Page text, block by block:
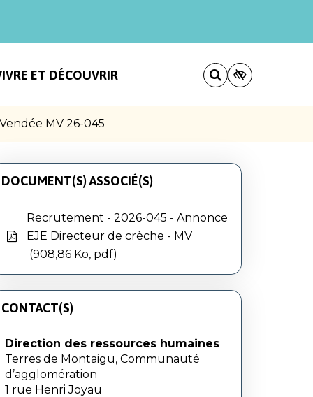
ET DÉCOUVRIR
MV 26-045
DOCUMENT(S) ASSOCIÉ(S)
Recrutement - 2026-045 - Annonce
EJE Directeur de crèche - MV
908,86 Ko, pdf
CONTACT(S)
Direction des ressources humaines
Terres de Montaigu, Communauté
d’agglomération
1 rue Henri Joyau